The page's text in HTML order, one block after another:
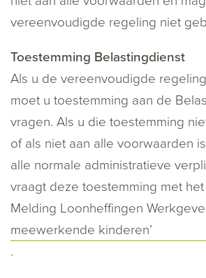
vereenvoudigde regeling niet
Toestemming Belastingdienst
Als u de vereenvoudigde
moet u toestemming aan de
vragen. Als u die toestemming
of als niet aan alle voorwaarden
alle normale administratieve
vraagt deze toestemming met het
Melding Loonheffingen
meewerkende kinderen’
.